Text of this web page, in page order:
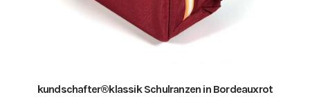
kundschafter​®​klassik Schulranzen in Bordeauxrot